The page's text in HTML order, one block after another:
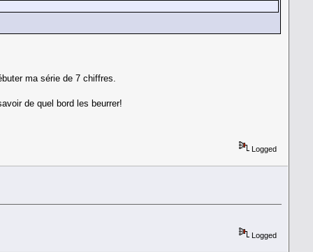
ma série de 7 chiffres.
de quel bord les beurrer!
Logged
Logged